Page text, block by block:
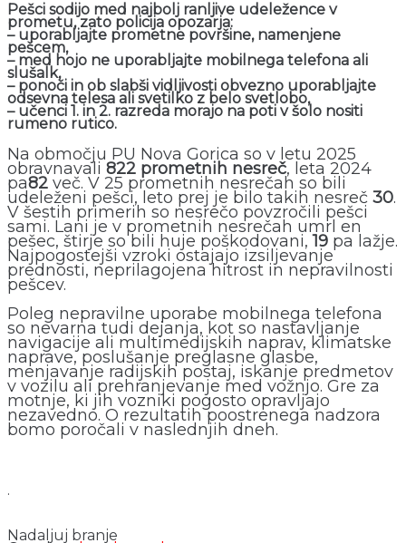
Pešci sodijo med najbolj ranljive udeležence v
prometu, zato policija opozarja:
– uporabljajte prometne površine, namenjene
pešcem,
– med hojo ne uporabljajte mobilnega telefona ali
slušalk,
– ponoči in ob slabši vidljivosti obvezno uporabljajte
odsevna telesa ali svetilko z belo svetlobo,
– učenci 1. in 2. razreda morajo na poti v šolo nositi
rumeno rutico.
Na območju PU Nova Gorica so v letu 2025
obravnavali 822 prometnih nesreč, leta 2024
pa82 več. V 25 prometnih nesrečah so bili
udeleženi pešci, leto prej je bilo takih nesreč 30.
V šestih primerih so nesrečo povzročili pešci
sami. Lani je v prometnih nesrečah umrl en
pešec, štirje so bili huje poškodovani,19 pa lažje.
Najpogostejši vzroki ostajajo izsiljevanje
prednosti, neprilagojena hitrost in nepravilnosti
pešcev.
Poleg nepravilne uporabe mobilnega telefona
so nevarna tudi dejanja, kot so nastavljanje
navigacije ali multimedijskih naprav, klimatske
naprave, poslušanje preglasne glasbe,
menjavanje radijskih postaj, iskanje predmetov
v vozilu ali prehranjevanje med vožnjo. Gre za
motnje, ki jih vozniki pogosto opravljajo
nezavedno. O rezultatih poostrenega nadzora
bomo poročali v naslednjih dneh.
.
Nadaljuj branje